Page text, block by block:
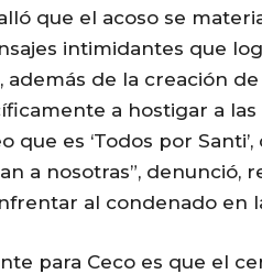
que el acoso se
intimidantes que
de la creación
a hostigar a
que es ‘Todos por
a nosotras”, denunció,
al condenado en
para Ceco es que el